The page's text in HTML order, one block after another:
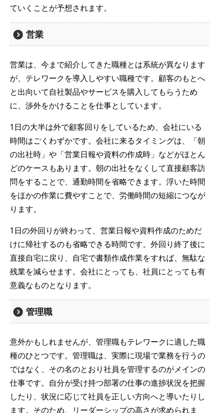
ていくことが予想されます。
営業
営業は、今まで紹介してきた職種とは系統が異なります
が、テレワークを導入しやすい職種です。顧客のもとへ
と出向いて自社製品やサービスを購入してもらうため
に、渉外をかけることを仕事としています。
1日の大半は外で顧客回りをしているため、会社にいる
時間はごくわずかです。会社に来るタイミングは、「朝
の出社時」や「営業日報や資料の作成時」などがほとん
どのケースもあります。朝の出社をなくして直接顧客訪
問をすることで、通勤時間を省略できます。浮いた時間
をほかの作業に費やすことで、労働時間の短縮につなが
ります。
1日の外回りが終わって、営業日報や資料作成のためだ
けに帰社するのも省略できる時間です。外回り終了後に
直接自宅に戻り、自宅で書類作成作業をすれば、無駄な
残業を減らせます。会社にとっても、社員にとっても有
意義なものとなります。
管理職
意外かもしれませんが、管理職もテレワークに適した職
種のひとつです。管理職は、実際に現場で業務を行うの
ではなく、その名のとおり社員を管理するのがメインの
仕事です。自分が受け持つ部署の仕事の進捗状況を把握
したり、状況に応じて社員を正しい方向へと導いたりし
ます。そのため、リーダーシップの高さが求められま